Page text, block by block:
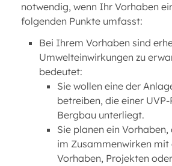
notwendig, wenn Ihr Vorhaben
folgenden Punkte umfasst:
Bei Ihrem Vorhaben sind
Umwelteinwirkungen zu
bedeutet:
Sie wollen eine der
betreiben, die einer
Bergbau unterliegt.
Sie planen ein
im Zusammenwirken mit
Vorhaben, Projekten